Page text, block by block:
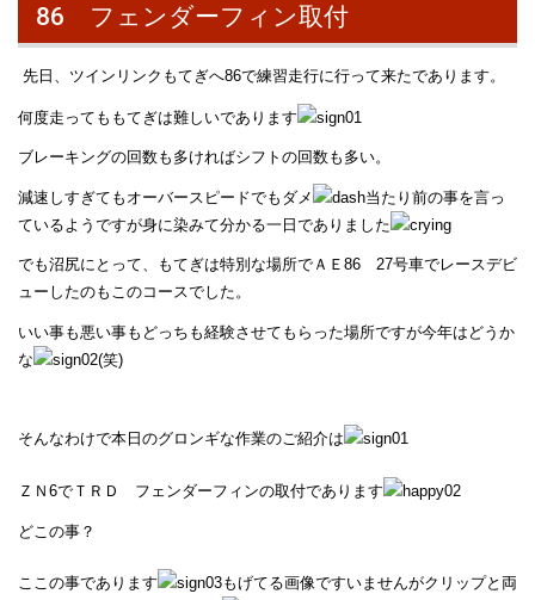
86 フェンダーフィン取付
先日、ツインリンクもてぎへ86で練習走行に行って来たであります。
何度走ってももてぎは難しいであります
ブレーキングの回数も多ければシフトの回数も多い。
減速しすぎてもオーバースピードでもダメ
当たり前の事を言っ
ているようですが身に染みて分かる一日でありました
でも沼尻にとって、もてぎは特別な場所でＡＥ86 27号車でレースデビ
ューしたのもこのコースでした。
いい事も悪い事もどっちも経験させてもらった場所ですが今年はどうか
な
(笑)
そんなわけで本日のグロンギな作業のご紹介は
ＺＮ6でＴＲＤ フェンダーフィンの取付であります
どこの事？
ここの事であります
もげてる画像ですいませんがクリップと両